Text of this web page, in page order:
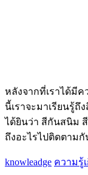
หลังจากที่เราได้มีค
นี้เราจะมาเรียนรู้ถึ
ได้ยินว่า สีกันสนิม
ถึงอะไรไปติดตามกั
knowleadge ความรู้